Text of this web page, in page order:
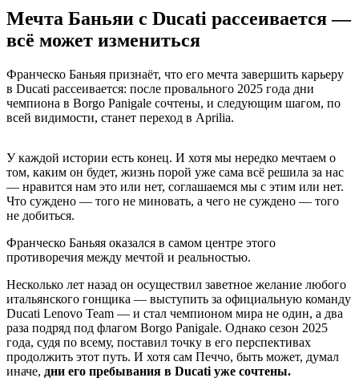
Мечта Баньяи с Ducati рассеивается —
всё может измениться
Франческо Баньяя признаёт, что его мечта завершить карьеру
в Ducati рассеивается: после провального 2025 года дни
чемпиона в Borgo Panigale сочтены, и следующим шагом, по
всей видимости, станет переход в Aprilia.
У каждой истории есть конец. И хотя мы нередко мечтаем о
том, каким он будет, жизнь порой уже сама всё решила за нас
— нравится нам это или нет, соглашаемся мы с этим или нет.
Что суждено — того не миновать, а чего не суждено — того
не добиться.
Франческо Баньяя оказался в самом центре этого
противоречия между мечтой и реальностью.
Несколько лет назад он осуществил заветное желание любого
итальянского гонщика — выступить за официальную команду
Ducati Lenovo Team — и стал чемпионом мира не один, а два
раза подряд под флагом Borgo Panigale. Однако сезон 2025
года, судя по всему, поставил точку в его перспективах
продолжить этот путь. И хотя сам Печчо, быть может, думал
иначе, дни его пребывания в Ducati уже сочтены.